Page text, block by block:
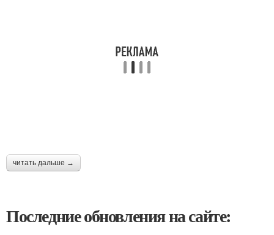
читать дальше →
Последние обновления на сайте: